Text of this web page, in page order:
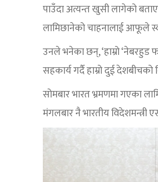
पाउँदा अत्यन्त खुसी लागेको
लामिछानेको चाहनालाई आफूले
उनले भनेका छन्, ‘हाम्रो ‘नेबरहुड
सहकार्य गर्दै हाम्रो दुई
सोमबार भारत भ्रमणमा गएका
मंगलबार नै भारतीय विदेशमन्त्री